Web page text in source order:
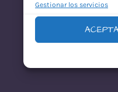
Gestionar los servicios